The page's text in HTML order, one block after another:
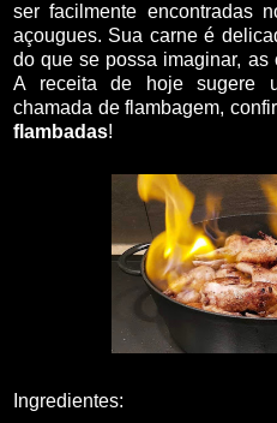
ser facilmente encontradas
açougues. Sua carne é
do que se possa imaginar, as
A receita de hoje sugere
chamada deflambagem,
flambadas!
Ingredientes: